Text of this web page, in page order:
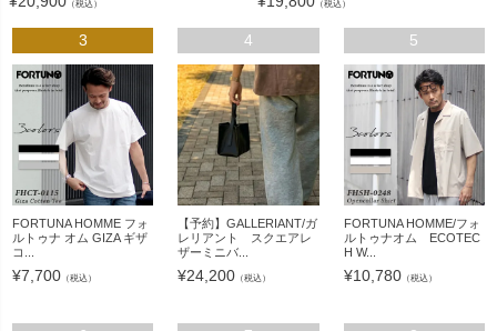
（税込） （税込）
3
FORTUNA HOMME フォ
ルトゥナ オム GIZA ギザ
コ...
¥7,700 （税込）
4
【予約】GALLERIANT/ガ
レリアント スクエアレ
ザーミニバ...
¥24,200 （税込）
5
FORTUNA HOMME/フォ
ルトゥナオム ECOTEC
H W...
¥10,780（税込）